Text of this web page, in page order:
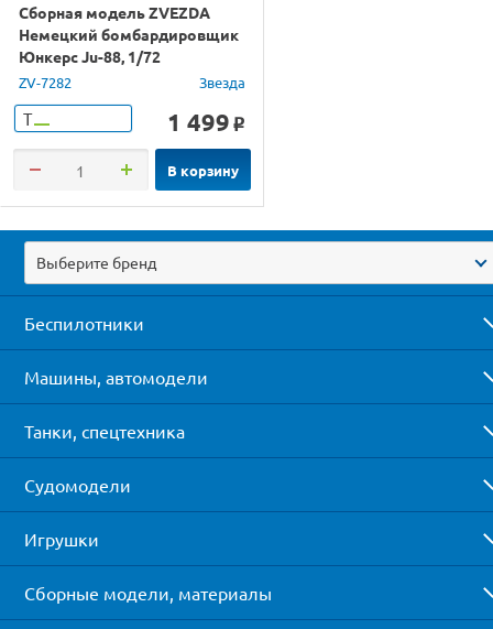
Сборная модель ZVEZDA
Немецкий бомбардировщик
Юнкерс Ju-88, 1/72
ZV-7282 Звезда
Т 1 499 o
В корзину
Выберите бренд
Беспилотники
Машины, автомодели
Танки, спецтехника
Судомодели
Игрушки
Сборные модели, материалы